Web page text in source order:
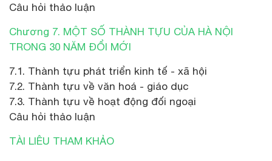
Câu hỏi thảo luận
Chương 7. MỘT SỐ THÀNH TỰU CỦA HÀ NỘI
TRONG 30 NĂM ĐỔI MỚI
7.1. Thành tựu phát triển kinh tế - xã hội
7.2. Thành tựu về văn hoá - giáo dục
7.3. Thành tựu về hoạt động đối ngoại
Câu hỏi thảo luận
TÀI LIÊU THAM KHẢO